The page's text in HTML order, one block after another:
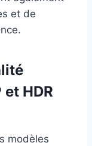
et de
et HDR
modèles